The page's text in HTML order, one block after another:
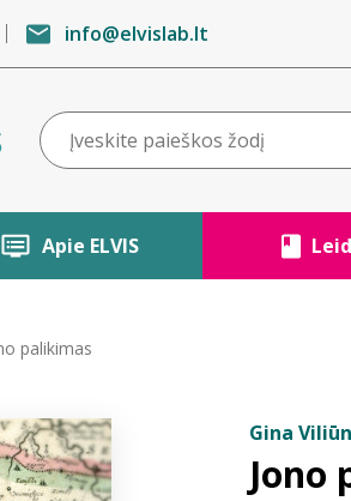
info@elvislab.lt
Apie ELVIS
palikimas
Gina
Jono